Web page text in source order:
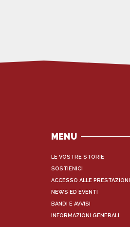
MENU
LE VOSTRE STORIE
SOSTIENICI
ACCESSO ALLE PRESTAZIONI
NEWS ED EVENTI
BANDI E AVVISI
INFORMAZIONI GENERALI